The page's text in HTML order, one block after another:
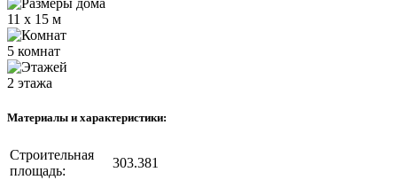
11 x 15 м
5 комнат
2 этажа
Материалы и характеристики:
Строительная
площадь:
303.381